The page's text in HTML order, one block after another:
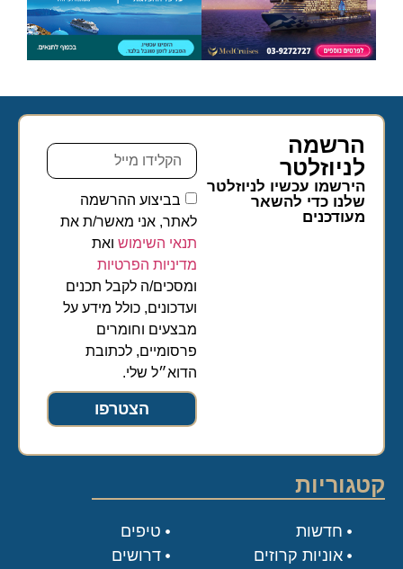
הרשמה
לניוזלטר​
הירשמו עכשיו לניוזלטר
שלנו כדי להשאר
מעודכנים
בביצוע ההרשמה
לאתר, אני מאשר/ת את
תנאי השימושואת
מדיניות הפרטיות
ומסכים/ה לקבל תכנים
ועדכונים, כולל מידע על
מבצעים וחומרים
פרסומיים, לכתובת
הדוא״ל שלי.
הצטרפו
קטגוריות
טיפים
דרושים
חדשות
אוניות קרוזים